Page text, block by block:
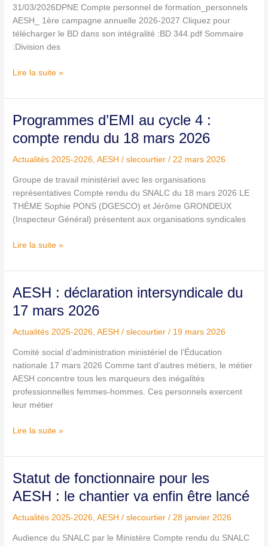
31/03/2026DPNE Compte personnel de formation_personnels
AESH_ 1ère campagne annuelle 2026-2027 Cliquez pour
télécharger le BD dans son intégralité :BD 344.pdf Sommaire
:Division des
1ère
campagne
annuelle
2026-
Lire la suite »
Programmes d’EMI au cycle 4 :
compte rendu du 18 mars 2026
Actualités 2025-2026,AESH /slecourtier/22 mars 2026
Groupe de travail ministériel avec les organisations
représentatives Compte rendu du SNALC du 18 mars 2026 LE
THÈME Sophie PONS (DGESCO) et Jérôme GRONDEUX
(Inspecteur Général) présentent aux organisations syndicales
Programmes
au
cycle
:
compte
rendu
du
mars
Lire la suite »
AESH : déclaration intersyndicale du
17 mars 2026
Actualités 2025-2026,AESH /slecourtier/ 19 mars 2026
Comité social d’administration ministériel de l’Éducation
nationale 17 mars 2026 Comme tant d’autres métiers, le métier
AESH concentre tous les marqueurs des inégalités
professionnelles femmes-hommes. Ces personnels exercent
leur métier
AESH
déclaration
intersyndicale
17
mars
2026
Lire la suite »
Statut de fonctionnaire pour les
AESH : le chantier va enfin être lancé
Actualités 2025-2026,AESH /slecourtier/28 janvier 2026
Audience du SNALC par le Ministère Compte rendu du SNALC
Statut
fonctionnaire
pour
AESH :